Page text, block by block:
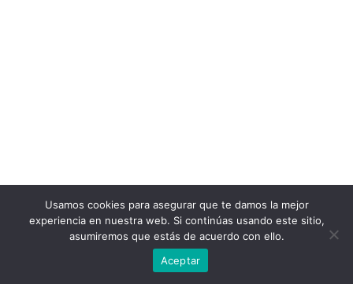
Usamos cookies para asegurar que te damos la mejor
experiencia en nuestra web. Si continúas usando este sitio,
asumiremos que estás de acuerdo con ello.
Aceptar